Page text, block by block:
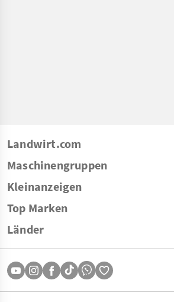
Landwirt.com
Maschinengruppen
Kleinanzeigen
Top Marken
Länder